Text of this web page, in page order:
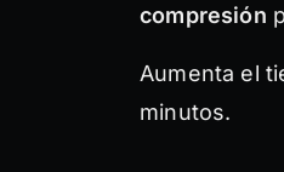
compresión
Aumenta el
minutos.